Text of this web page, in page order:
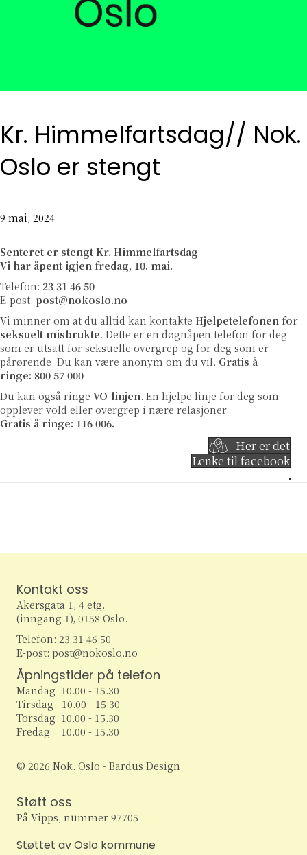
Kr. Himmelfartsdag// Nok.
Oslo er stengt
9 mai, 2024
Senteret er stengt Kr. Himmelfartsdag
Vi har åpent igjen fredag, 10. mai.
Telefon: 23 31 46 50
E-post: post@nokoslo.no
Vi minner om at du alltid kan kontakte Hjelpetelefonen for
seksuelt misbrukte. Dette er en døgnåpen telefon for deg
som er utsatt for seksuelle overgrep og for deg som er
pårørende. Du kan være anonym om du vil. Gratis å
ringe: 800 57 000
Du kan også ringe VO-linjen. En hjelpe linje for deg som
opplever vold eller overgrep i nære relasjoner.
Gratis å ringe: 116 006.
Her er det
Lenke til facebook
Kontakt oss
Akersgata 1, 4 etg.
(inngang 1), 0158 Oslo.
Telefon: 23 31 46 50
E-post: post@nokoslo.no
Åpningstider på telefon
Mandag 10.00 - 15.30
Tirsdag 10.00 - 15.30
Torsdag 10.00 - 15.30
Fredag 10.00 - 15.30
© 2026 Nok. Oslo - Bardus Design
Støtt oss
På Vipps, nummer 97705
Støttet av Oslo kommune